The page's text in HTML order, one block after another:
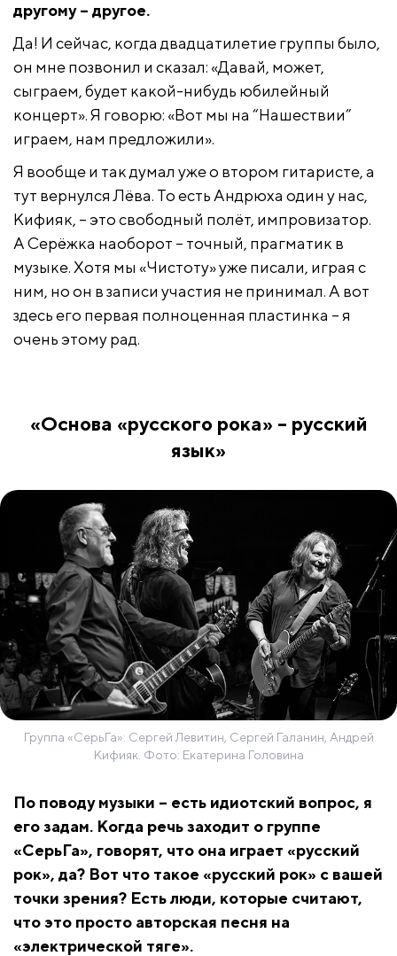
другому – другое.
Да! И сейчас, когда двадцатилетие группы было,
он мне позвонил и сказал: «Давай, может,
сыграем, будет какой-нибудь юбилейный
концерт». Я говорю: «Вот мы на “Нашествии”
играем, нам предложили».
Я вообще и так думал уже о втором гитаристе, а
тут вернулся Лёва. То есть Андрюха один у нас,
Кифияк, – это свободный полёт, импровизатор.
А Серёжка наоборот – точный, прагматик в
музыке. Хотя мы «Чистоту» уже писали, играя с
ним, но он в записи участия не принимал. А вот
здесь его первая полноценная пластинка – я
очень этому рад.
«Основа «русского рока» – русский
язык»
Группа «СерьГа»: Сергей Левитин, Сергей Галанин, Андрей
Кифияк. Фото: Екатерина Головина
По поводу музыки – есть идиотский вопрос, я
его задам. Когда речь заходит о группе
«СерьГа», говорят, что она играет «русский
рок», да? Вот что такое «русский рок» с вашей
точки зрения? Есть люди, которые считают,
что это просто авторская песня на
«электрической тяге».